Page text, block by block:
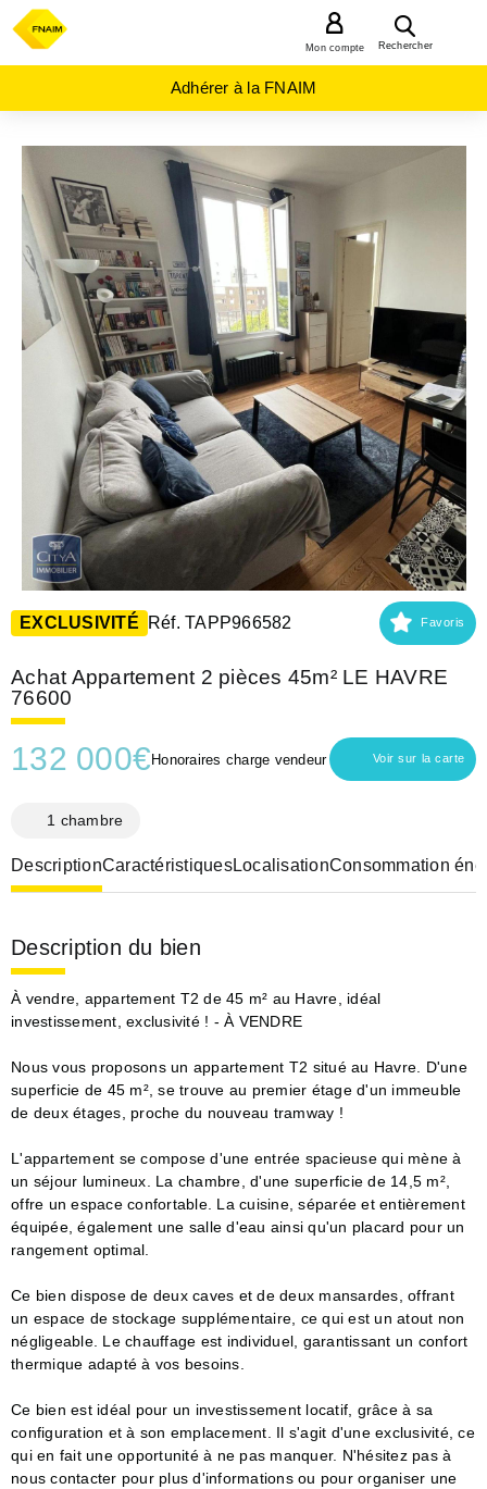
Rechercher
Mon compte
Adhérer à la FNAIM
APPARTEMENT
NORMANDIE
SEINE-
MARITIME
(76)
LE
HAVRE
(76600)
EXCLUSIVITÉ Réf. TAPP966582 Favoris
Achat Appartement 2 pièces 45m² LE HAVRE
76600
132 000€Honoraires charge vendeur Voir sur la carte
1 chambre
DescriptionCaractéristiquesLocalisationConsommation
Description du bien
À vendre, appartement T2 de 45 m² au Havre, idéal
investissement, exclusivité ! - À VENDRE
Nous vous proposons un appartement T2 situé au Havre. D'une
superficie de 45 m², se trouve au premier étage d'un immeuble
de deux étages, proche du nouveau tramway !
L'appartement se compose d'une entrée spacieuse qui mène à
un séjour lumineux. La chambre, d'une superficie de 14,5 m²,
offre un espace confortable. La cuisine, séparée et entièrement
équipée, également une salle d'eau ainsi qu'un placard pour un
rangement optimal.
Ce bien dispose de deux caves et de deux mansardes, offrant
un espace de stockage supplémentaire, ce qui est un atout non
négligeable. Le chauffage est individuel, garantissant un confort
thermique adapté à vos besoins.
Ce bien est idéal pour un investissement locatif, grâce à sa
configuration et à son emplacement. Il s'agit d'une exclusivité, ce
qui en fait une opportunité à ne pas manquer. N'hésitez pas à
nous contacter pour plus d'informations ou pour organiser une